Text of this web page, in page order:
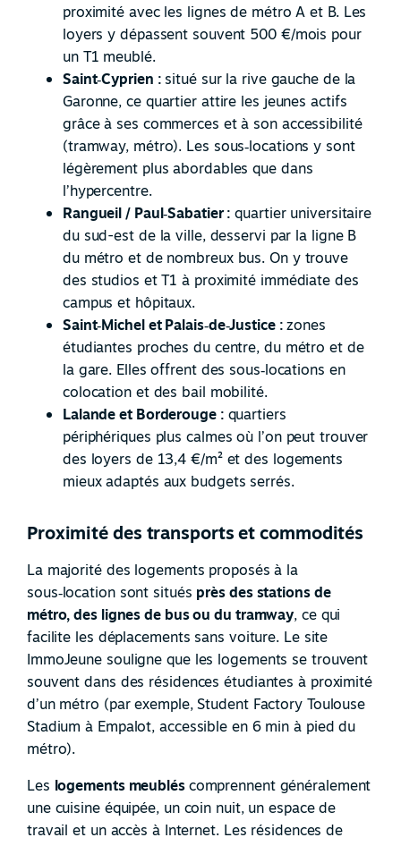
proximité avec les lignes de métro A et B. Les
loyers y dépassent souvent 500 €/mois pour
un T1 meublé.
Saint‑Cyprien : situé sur la rive gauche de la
Garonne, ce quartier attire les jeunes actifs
grâce à ses commerces et à son accessibilité
(tramway, métro). Les sous‑locations y sont
légèrement plus abordables que dans
l’hypercentre.
Rangueil / Paul‑Sabatier :quartier universitaire
du sud-est de la ville, desservi par la ligne B
du métro et de nombreux bus. On y trouve
des studios et T1 à proximité immédiate des
campus et hôpitaux.
Saint‑Michel et Palais‑de‑Justice :zones
étudiantes proches du centre, du métro et de
la gare. Elles offrent des sous‑locations en
colocation et des bail mobilité.
Lalande et Borderouge : quartiers
périphériques plus calmes où l’on peut trouver
des loyers de 13,4 €/m² et des logements
mieux adaptés aux budgets serrés.
Proximité des transports et commodités
La majorité des logements proposés à la
sous‑location sont situés près des stations de
métro, des lignes de bus ou du tramway, ce qui
facilite les déplacements sans voiture. Le site
ImmoJeune souligne que les logements se trouvent
souvent dans des résidences étudiantes à proximité
d’un métro (par exemple, Student Factory Toulouse
Stadium à Empalot, accessible en 6 min à pied du
métro).
Les logements meubléscomprennent généralement
une cuisine équipée, un coin nuit, un espace de
travail et un accès à Internet. Les résidences de